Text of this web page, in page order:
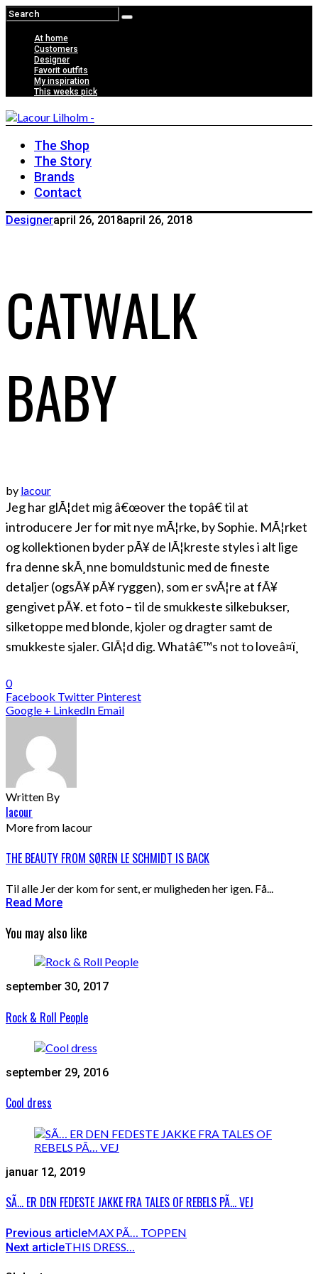
At home
Customers
Designer
Favorit outfits
My inspiration
This weeks pick
The Shop
The Story
Brands
Contact
Designerapril 26, 2018april 26, 2018
CATWALK
BABY
by lacour
Jeg har glÃ¦det mig â€œover the topâ€ til at
introducere Jer for mit nye mÃ¦rke, by Sophie. MÃ¦rket
og kollektionen byder pÃ¥ de lÃ¦kreste styles i alt lige
fra denne skÃ¸nne bomuldstunic med de fineste
detaljer (ogsÃ¥ pÃ¥ ryggen), som er svÃ¦re at fÃ¥
gengivet pÃ¥. et foto – til de smukkeste silkebukser,
silketoppe med blonde, kjoler og dragter samt de
smukkeste sjaler. GlÃ¦d dig. Whatâ€™s not to loveâ¤ï¸
0
Facebook Twitter Pinterest
Google + LinkedIn Email
Written By
lacour
More from lacour
THE BEAUTY FROM SØREN LE SCHMIDT IS BACK
Til alle Jer der kom for sent, er muligheden her igen. Få...
Read More
You may also like
september 30, 2017
Rock & Roll People
september 29, 2016
Cool dress
januar 12, 2019
SÃ… ER DEN FEDESTE JAKKE FRA TALES OF REBELS PÃ… VEJ
Previous articleMAX PÃ… TOPPEN
Next articleTHIS DRESS…